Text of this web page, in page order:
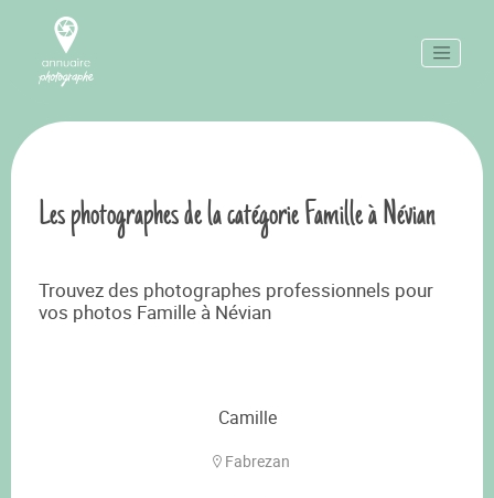
Les photographes de la catégorie Famille à Névian
Trouvez des photographes professionnels pour
vos photos Famille à Névian
Camille
Fabrezan